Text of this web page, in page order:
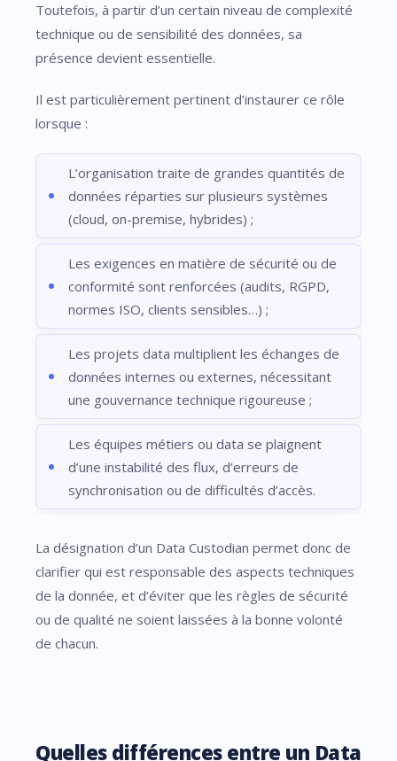
Toutefois, à partir d’un certain niveau de complexité
technique ou de sensibilité des données, sa
présence devient essentielle.
Il est particulièrement pertinent d’instaurer ce rôle
lorsque :
L’organisation traite de grandes quantités de
données réparties sur plusieurs systèmes
(cloud, on-premise, hybrides) ;
Les exigences en matière de sécurité ou de
conformité sont renforcées (audits, RGPD,
normes ISO, clients sensibles…) ;
Les projets data multiplient les échanges de
données internes ou externes, nécessitant
une gouvernance technique rigoureuse ;
Les équipes métiers ou data se plaignent
d’une instabilité des flux, d’erreurs de
synchronisation ou de difficultés d’accès.
La désignation d’un Data Custodian permet donc de
clarifier qui est responsable des aspects techniques
de la donnée, et d’éviter que les règles de sécurité
ou de qualité ne soient laissées à la bonne volonté
de chacun.
Quelles différences entre un Data